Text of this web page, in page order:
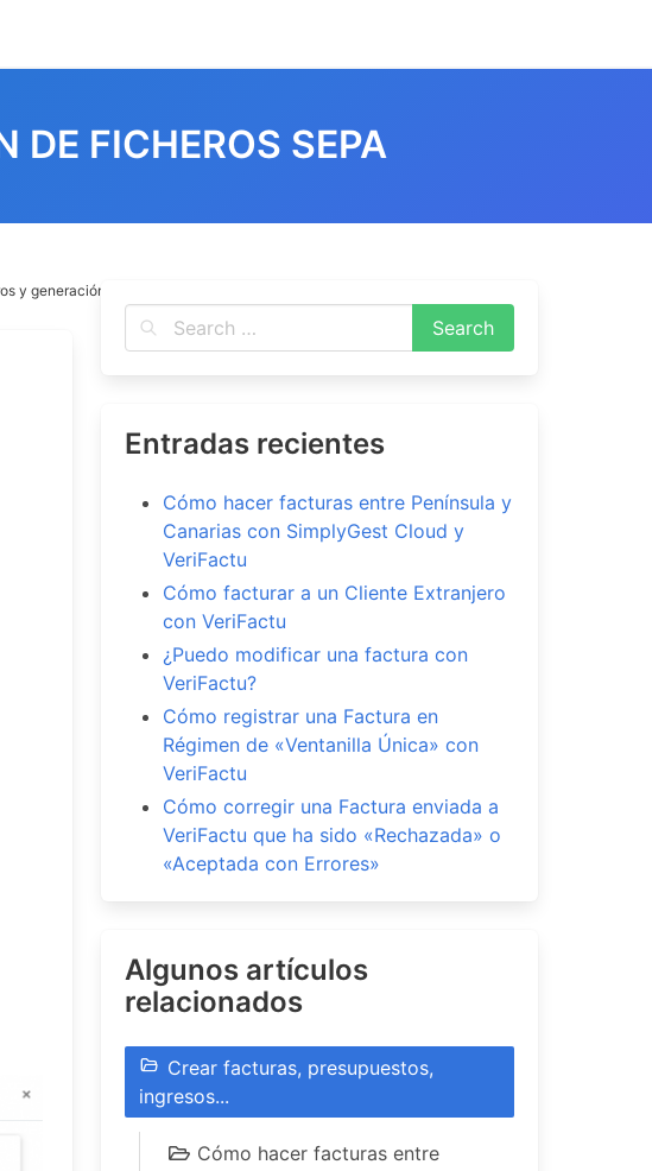
DE FICHEROS SEPA
y generación de Ficheros SEPA
Entradas recientes
Cómo hacer facturas entre Península y
Canarias con SimplyGest Cloud y
VeriFactu
Cómo facturar a un Cliente Extranjero
con VeriFactu
¿Puedo modificar una factura con
VeriFactu?
Cómo registrar una Factura en
Régimen de «Ventanilla Única» con
VeriFactu
Cómo corregir una Factura enviada a
VeriFactu que ha sido «Rechazada» o
«Aceptada con Errores»
Algunos artículos
relacionados
Crear facturas, presupuestos,
ingresos...
Cómo hacer facturas entre